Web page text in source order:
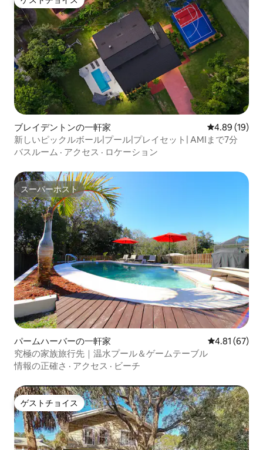
ゲストチョイス
ブレイデントンの一軒家 レビュー19
4.89 (19)
新しいピックルボール|プール|プレイセット| AMIまで7分
バスルーム · アクセス · ロケーション
スーパーホスト
スーパーホスト
パームハーバーの一軒家 レビュー67
4.81 (67)
究極の家族旅行先｜温水プール＆ゲームテーブル
情報の正確さ · アクセス · ビーチ
ゲストチョイス
ゲストチョイス